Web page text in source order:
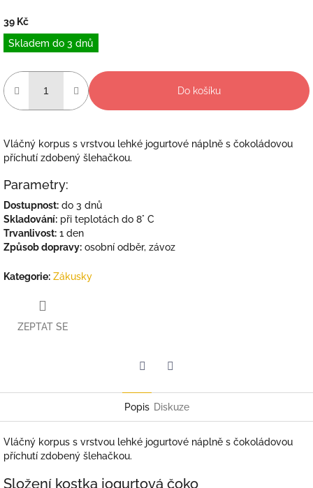
39 Kč
Měrná
cena:
Skladem do 3 dnů
Do košíku
Vláčný korpus s vrstvou lehké jogurtové náplně s čokoládovou
příchutí zdobený šlehačkou.
Parametry:
Dostupnost: do 3 dnů
Skladování: při teplotách do 8° C
Trvanlivost: 1 den
Způsob dopravy: osobní odběr, závoz
Kategorie: Zákusky
ZEPTAT SE
Popis Diskuze
Vláčný korpus s vrstvou lehké jogurtové náplně s čokoládovou
příchutí zdobený šlehačkou.
Složení kostka jogurtová čoko